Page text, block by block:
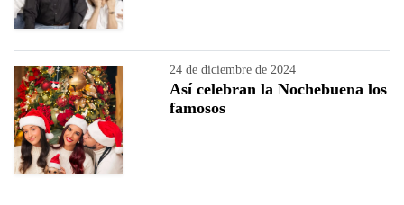
24 de diciembre de 2024
Así celebran la Nochebuena los
famosos